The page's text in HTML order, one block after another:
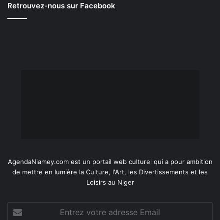
Retrouvez-nous sur Facebook
AgendaNiamey.com est un portail web culturel qui a pour ambition
de mettre en lumière la Culture, l'Art, les Divertissements et les
Loisirs au Niger
votre